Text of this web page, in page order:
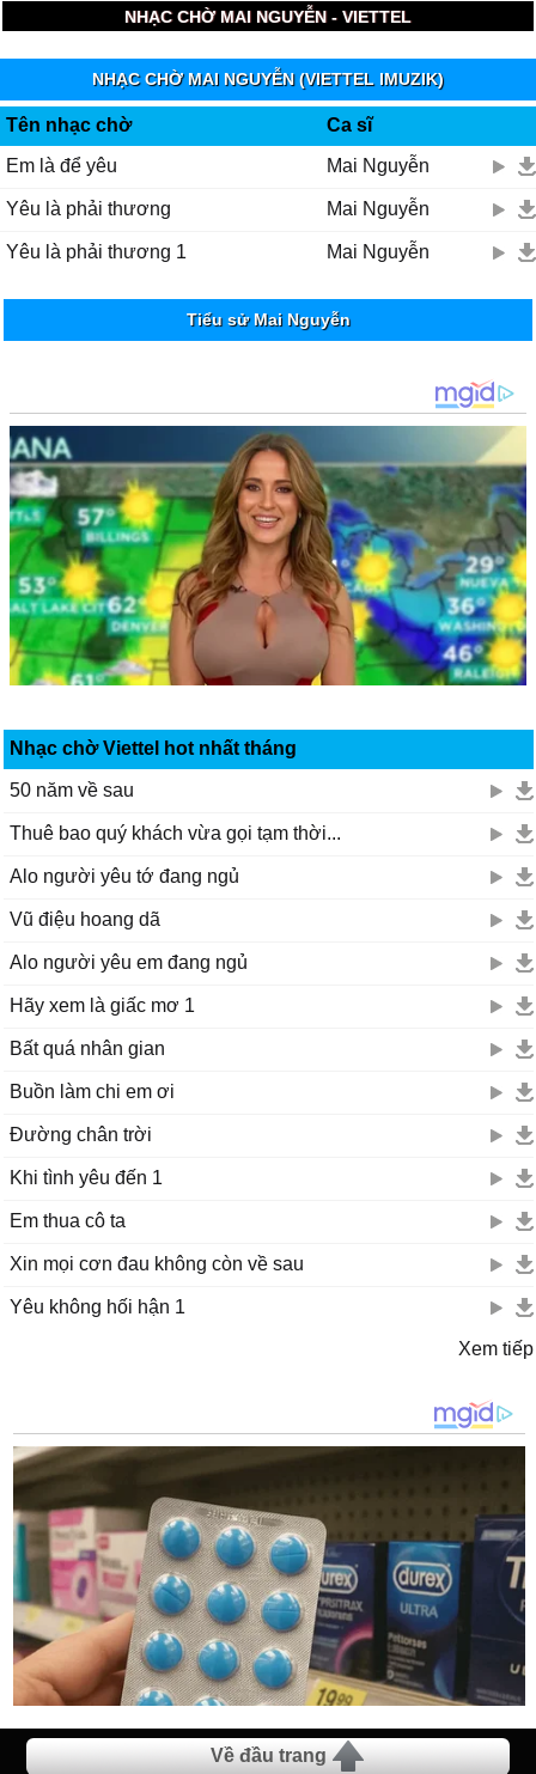
NHẠC CHỜ MAI NGUYỄN - VIETTEL
NHẠC CHỜ MAI NGUYỄN (VIETTEL IMUZIK)
Tên nhạc chờ
Ca sĩ
Em là để yêu
Mai Nguyễn
Yêu là phải thương Mai Nguyễn
Yêu là phải thương 1 Mai Nguyễn
Tiểu sử Mai Nguyễn
Nhạc chờ Viettel hot nhất tháng
50 năm về sau
Thuê bao quý khách vừa gọi tạm thời...
Alo người yêu tớ đang ngủ
Vũ điệu hoang dã
Alo người yêu em đang ngủ
Hãy xem là giấc mơ 1
Bất quá nhân gian
Buồn làm chi em ơi
Đường chân trời
Khi tình yêu đến 1
Em thua cô ta
Xin mọi cơn đau không còn về sau
Yêu không hối hận 1
Xem tiếp
Về đầu trang